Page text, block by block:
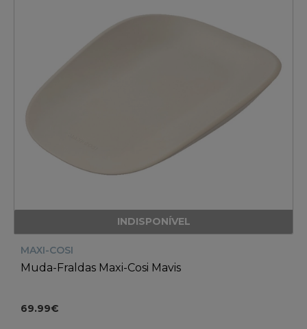
INDISPONÍVEL
MAXI-COSI
Muda-Fraldas Maxi-Cosi Mavis
69.99€